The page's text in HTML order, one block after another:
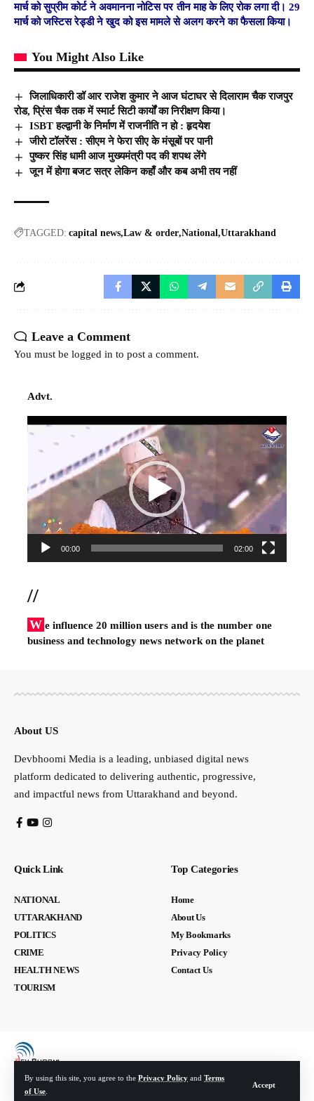
By using this site, you agree to the Privacy Policy and Terms
of Use
Accept
मार्च को सुप्रीम कोर्ट ने अवमानना नोटिस पर तीन माह के लिए रोक लगा दी। 29
मार्च को जस्टिस रेड्डी ने खुद को इस मामले से अलग करने का फैसला किया।
You Might Also Like
जिलाधिकारी डॉ आर राजेश कुमार ने आज घंटाघर से दिलाराम चैक राजपुर
रोड, प्रिंस चैक तक में स्मार्ट सिटी कार्यों का निरीक्षण किया।
ISBT हल्द्वानी के निर्माण में राजनीति न हो : हृदयेश
जीरो टॉलरेंस : सीएम ने फेरा सीए के मंसूबों पर पानी
पुष्कर सिंह धामी आज मुख्यमंत्री पद की शपथ लेंगे
जून में होगा बजट सत्र लेकिन कहाँ और कब अभी तय नहीं
TAGGED: capital news Law & order National Uttarakhand
Leave a Comment
You must be logged in to post a comment.
Advt.
Video
00:00 02:00
//
W e influence 20 million users and is the number one
business and technology news network on the planet
About US
Devbhoomi Media is a leading, unbiased digital news
platform dedicated to delivering authentic, progressive,
and impactful news from Uttarakhand and beyond.
Quick Link
NATIONAL
UTTARAKHAND
POLITICS
CRIME
HEALTH NEWS
TOURISM
Top Categories
Home
About Us
My Bookmarks
Privacy Policy
Contact Us
© Devbhoomi Media. All Rights Reserved. | Developed By: